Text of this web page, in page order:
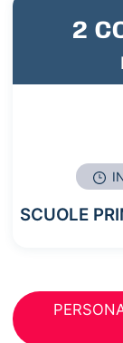
2
SCUOLE